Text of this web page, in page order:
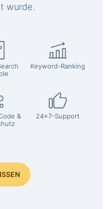
wurde.
Keyword-Ranking
&
24x7-Support